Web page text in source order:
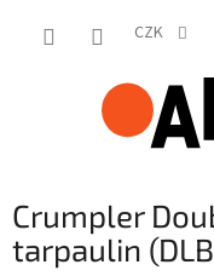
CZK
Crumpler
tarpaulin